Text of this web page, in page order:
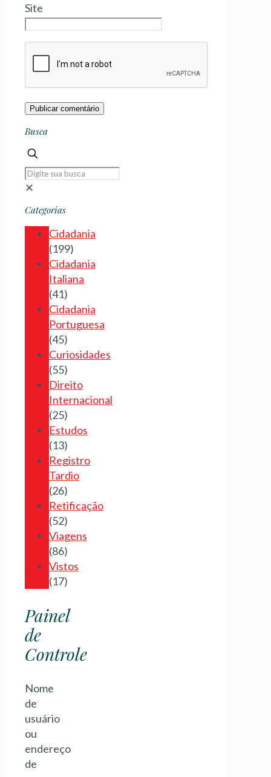
Site
Busca
✕
Categorias
Cidadania
(199)
Cidadania
Italiana
(41)
Cidadania
Portuguesa
(45)
Curiosidades
(55)
Direito
Internacional
(25)
Estudos
(13)
Registro
Tardio
(26)
Retificação
(52)
Viagens
(86)
Vistos
(17)
Painel
de
Controle
Nome
de
usuário
ou
endereço
de